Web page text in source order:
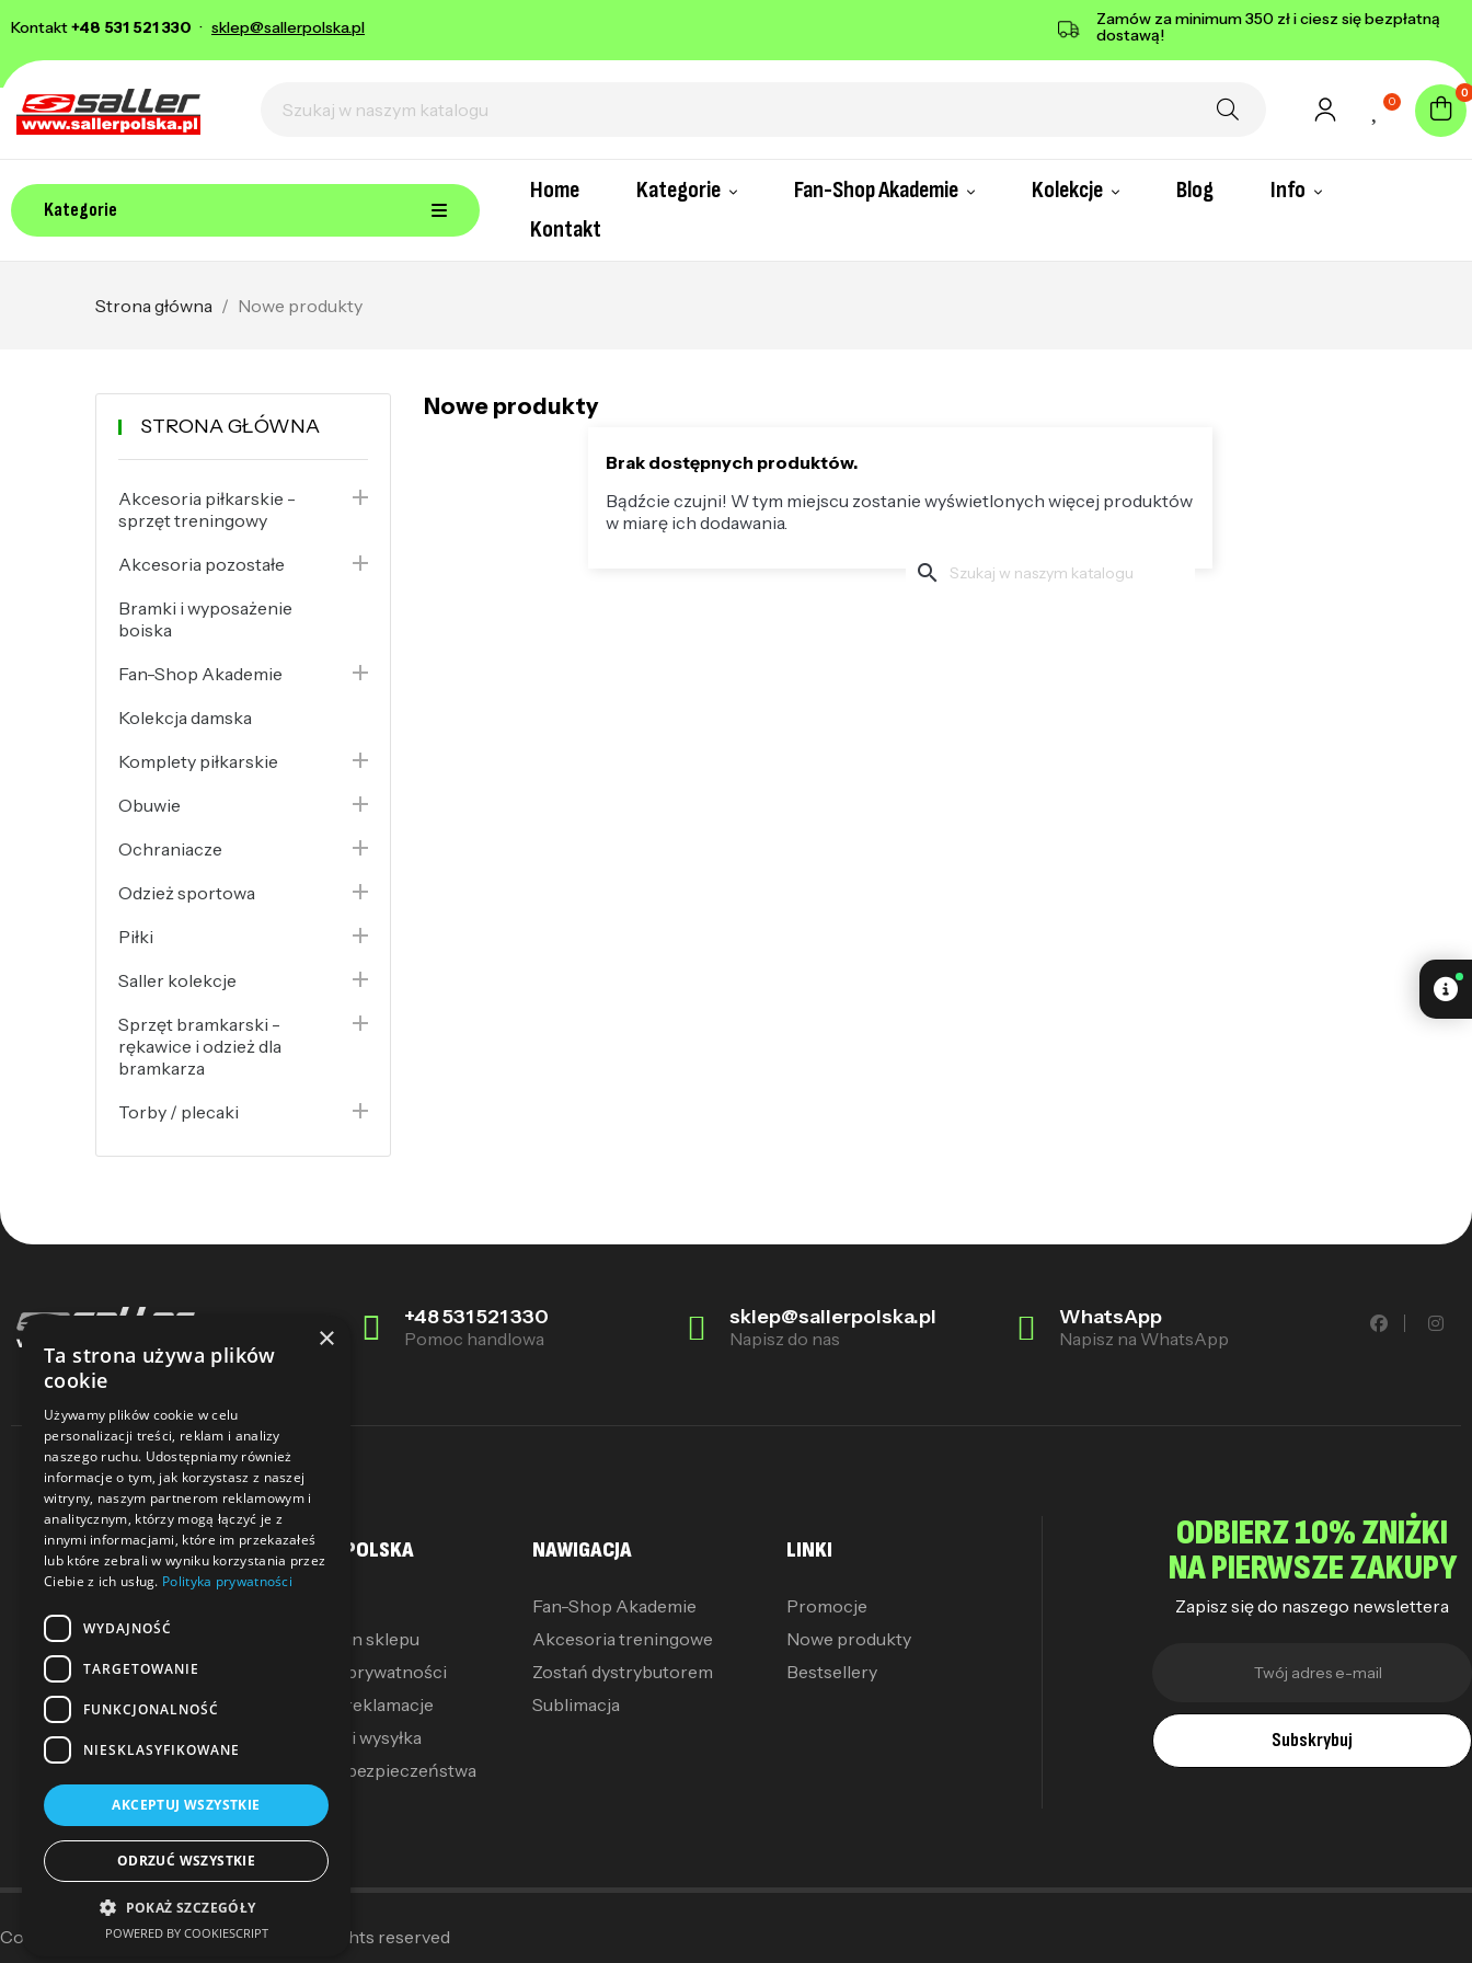
Kontakt+48 531 521 330 · sklep@sallerpolska.pl
Zamów za minimum 350 zł i ciesz się bezpłatną
dostawą!
0
0
Kategorie
Home Kategorie Fan-Shop Akademie Kolekcje Blog
Info
Kontakt
Strona główna Nowe produkty
STRONA GŁÓWNA
Akcesoria piłkarskie -
sprzęt treningowy

Akcesoria pozostałe 
Bramki i wyposażenie
boiska
Fan-Shop Akademie

Kolekcja damska
Komplety piłkarskie

Obuwie 
Ochraniacze 
Odzież sportowa 
Piłki 
Saller kolekcje 
Sprzęt bramkarski -
rękawice i odzież dla
bramkarza

Torby / plecaki 
Nowe produkty
Brak dostępnych produktów.
Bądźcie czujni! W tym miejscu zostanie wyświetlonych więcej produktów
w miarę ich dodawania.
search
+48 531 521 330
Pomoc handlowa
sklep@sallerpolska.pl
Napisz do nas
WhatsApp
Napisz na WhatsApp
MOJE KONTO
Moje pokwitowania
Mój koszyk
SALLER POLSKA
Regulamin sklepu
Polityka prywatności
Zwroty i reklamacje
Dostawa i wysyłka
Polityka bezpieczeństwa
NAWIGACJA
Fan-Shop Akademie
Akcesoria treningowe
Zostań dystrybutorem
Sublimacja
LINKI
Promocje
Nowe produkty
Bestsellery
ODBIERZ 10% ZNIŻKI
NA PIERWSZE ZAKUPY
Zapisz się do naszego newslettera
Subskrybuj
Copyright © 2014–2025Sallerpolska . All rights reserved
×
Ta strona używa plików
cookie
Używamy plików cookie w celu
personalizacji treści, reklam i analizy
naszego ruchu. Udostępniamy również
informacje o tym, jak korzystasz z naszej
witryny, naszym partnerom reklamowym i
analitycznym, którzy mogą łączyć je z
innymi informacjami, które im przekazałeś
lub które zebrali w wyniku korzystania przez
Ciebie z ich usług. Polityka prywatności
WYDAJNOŚĆ
TARGETOWANIE
FUNKCJONALNOŚĆ
NIESKLASYFIKOWANE
AKCEPTUJ WSZYSTKIE
ODRZUĆ WSZYSTKIE
POKAŻ SZCZEGÓŁY
POWERED BY COOKIESCRIPT